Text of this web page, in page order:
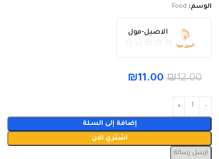
الوسم: Food
الاصيل-مول
₪12.00
₪11.00
إضافة إلى السلة
اشتري الان
ارسل رسالة